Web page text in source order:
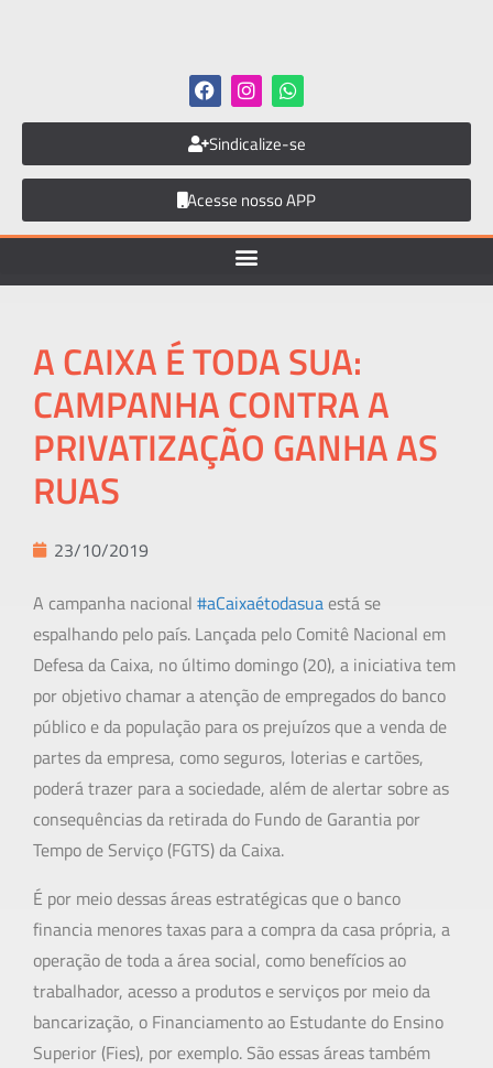
Sindicalize-se
Acesse nosso APP
A CAIXA É TODA SUA:
CAMPANHA CONTRA A
PRIVATIZAÇÃO GANHA AS
RUAS
23/10/2019
A campanha nacional #aCaixaétodasua está se
espalhando pelo país. Lançada pelo Comitê Nacional em
Defesa da Caixa, no último domingo (20), a iniciativa tem
por objetivo chamar a atenção de empregados do banco
público e da população para os prejuízos que a venda de
partes da empresa, como seguros, loterias e cartões,
poderá trazer para a sociedade, além de alertar sobre as
consequências da retirada do Fundo de Garantia por
Tempo de Serviço (FGTS) da Caixa.
É por meio dessas áreas estratégicas que o banco
financia menores taxas para a compra da casa própria, a
operação de toda a área social, como benefícios ao
trabalhador, acesso a produtos e serviços por meio da
bancarização, o Financiamento ao Estudante do Ensino
Superior (Fies), por exemplo. São essas áreas também